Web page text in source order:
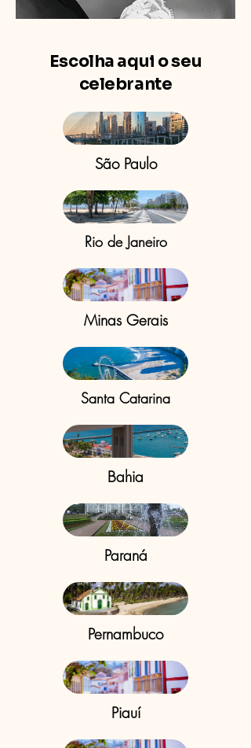
Escolha aqui o seu
celebrante
São Paulo
Rio de Janeiro
Minas Gerais
Santa Catarina
Bahia
Paraná
Pernambuco
Piauí